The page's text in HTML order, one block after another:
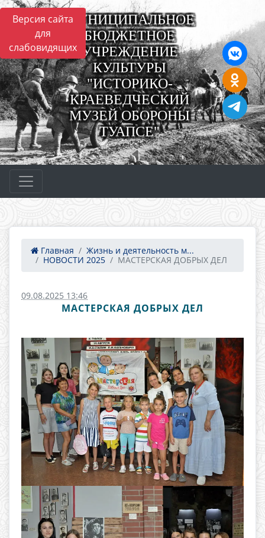
Версия сайта
для
слабовидящих
МУНИЦИПАЛЬНОЕ
БЮДЖЕТНОЕ
УЧРЕЖДЕНИЕ
КУЛЬТУРЫ
"ИСТОРИКО-
КРАЕВЕДЧЕСКИЙ
МУЗЕЙ ОБОРОНЫ
ТУАПСЕ"
Главная
Жизнь и деятельность м...
НОВОСТИ 2025
МАСТЕРСКАЯ ДОБРЫХ ДЕЛ
09.08.2025 13:46
МАСТЕРСКАЯ ДОБРЫХ ДЕЛ